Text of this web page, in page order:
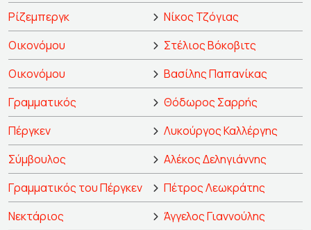
Ρίζεμπεργκ
Νίκος Τζόγιας
Οικονόμου
Στέλιος Βόκοβιτς
Οικονόμου
Βασίλης Παπανίκας
Γραμματικός
Θόδωρος Σαρρής
Πέργκεν
Λυκούργος Καλλέργης
Σύμβουλος
Αλέκος Δεληγιάννης
Γραμματικός του Πέργκεν
Πέτρος Λεωκράτης
Νεκτάριος
Άγγελος Γιαννούλης